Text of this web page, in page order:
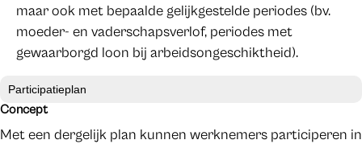
maar ook met bepaalde gelijkgestelde periodes (bv.
moeder- en vaderschapsverlof, periodes met
gewaarborgd loon bij arbeidsongeschiktheid).
Participatieplan
Concept
Met een dergelijk plan kunnen werknemers participeren in